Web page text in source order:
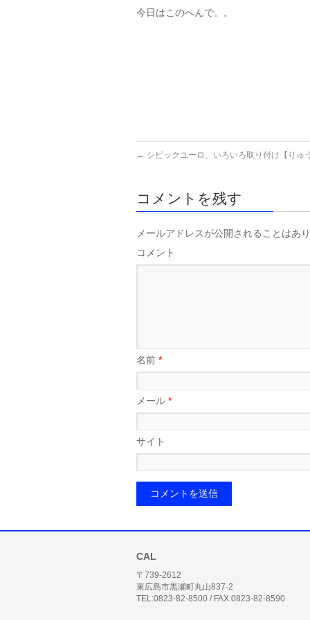
今日はこのへんで。。
← シビックユーロ、いろいろ取り付け【りゅ
コメントを残す
メールアドレスが公開されることはあ
コメント
名前 *
メール *
サイト
CAL
〒739-2612
東広島市黒瀬町丸山837-2
TEL:0823-82-8500 / FAX:0823-82-8590